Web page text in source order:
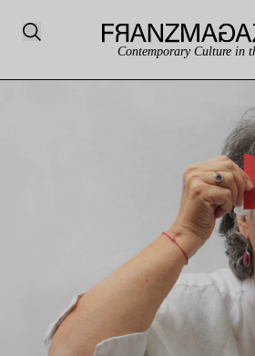
Contemporary Culture in